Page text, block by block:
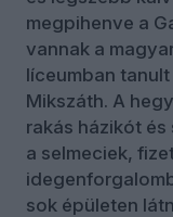
megpihenve a
vannak a
líceumban
Mikszáth. A
rakás házikót
a selmeciek,
sok épületen